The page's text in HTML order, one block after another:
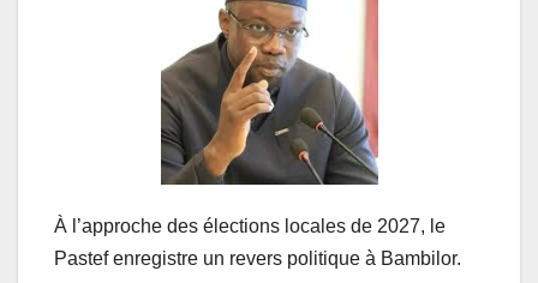
À l’approche des élections locales de 2027, le
Pastef enregistre un revers politique à Bambilor.